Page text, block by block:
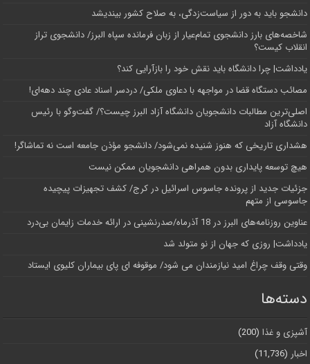
دانشجو باید به دور از سیاست‌زدگی، به صلاح کشور بیندیشد
شاخصه‌های بارز دانشجوی تمام‌عیار از زبان فرمانده سپاه البرز/ دانشجوی تراز
انقلاب کیست؟
یادداشت| چرا دانشگاه باید نقش خود را بازآرایی کند؟
مصائب دستگاه قضا در مواجهه با دعاوی ملکی/ دردسر اسناد عادی چند‌ دهه‌ای!
اصلی‌ترین مطالبات دانشجویان دانشگاه آزاد البرز چیست؟/ گفت‌وگو با رئیس
دانشگاه آز‌اد
هشداری تاریخی که هنوز شنیده نمی‌شود/ دانشجو مؤذن جامعه است نه تماشاگر!
هیچ توسعه پایداری بدون همراهی دانشجویان ممکن نیست
جزئیات جدید از پرونده جاسوس اسرائیل در کرج/‌ کشف تجهیزات پیچیده
جاسوسی از متهم
عناوین روزنامه‌های البرز در ‌18 آذرماه/صدرنشینی در ارائه خدمات زایمان بی‌درد
یادداشت| روزی که جهان از نو متولد شد
وقتی وقف چراغ امید نیازمندان می شود/ موقوفه ای پای بیماران کلیوی ایستاد
دسته‌ها
آشپزی و غذا (200)
اخبار (11,736)